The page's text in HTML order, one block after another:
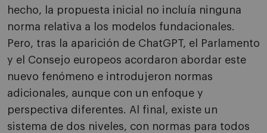
hecho, la propuesta inicial no incluía ninguna
norma relativa a los modelos fundacionales.
Pero, tras la aparición de ChatGPT, el Parlamento
y el Consejo europeos acordaron abordar este
nuevo fenómeno e introdujeron normas
adicionales, aunque con un enfoque y
perspectiva diferentes. Al final, existe un
sistema de dos niveles, con normas para todos